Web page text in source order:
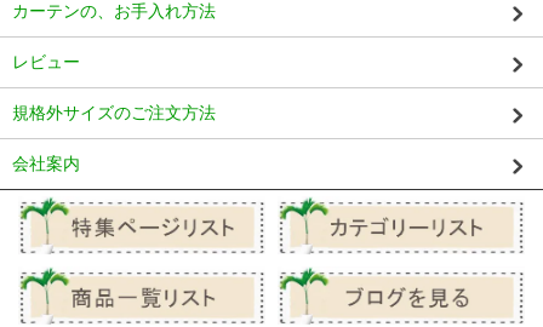
カーテンの、お手入れ方法
レビュー
規格外サイズのご注文方法
会社案内